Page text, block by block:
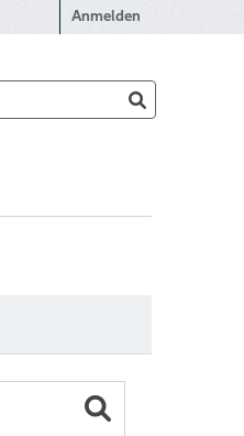
Anmelden